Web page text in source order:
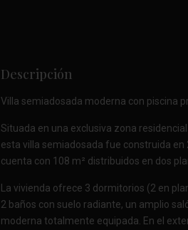
Descripción
Villa semiadosada moderna con piscina
Situada en una exclusiva zona
esta villa semiadosada fue construida en
cuenta con 108 m² distribuidos en dos
La vivienda ofrece 3 dormitorios (2 en
2 baños con suelo radiante, un amplio
moderna totalmente equipada. En el